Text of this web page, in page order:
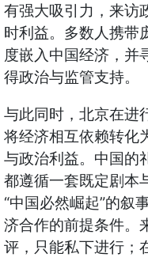
有强大吸引力，来访
时利益。多数人携带
度嵌入中国经济，并
得政治与监管支持。
与此同时，北京在进
将经济相互依赖转化
与政治利益。中国的
都遵循一套既定剧本
“中国必然崛起”的叙
济合作的前提条件。
评，只能私下进行；